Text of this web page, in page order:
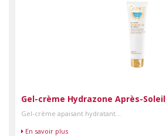
Gel-crème Hydrazone Après-Soleil
Gel-crème apaisant hydratant...
En savoir plus